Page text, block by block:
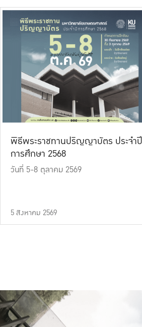
พิธีพระราชทานปริญญาบัตร ประจำปี
การศึกษา 2568
วันที่ 5-8 ตุลาคม 2569
5 สิงหาคม 2569